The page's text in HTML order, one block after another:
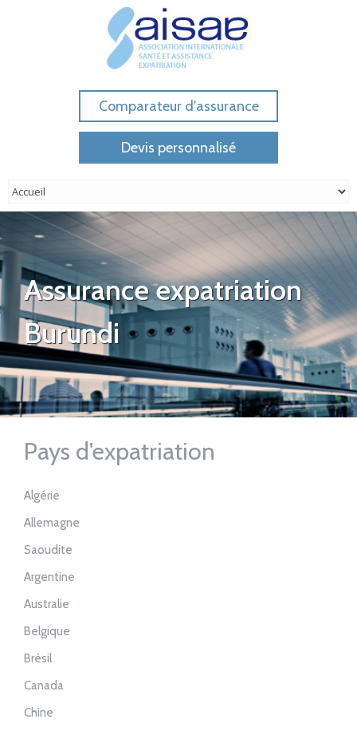
Comparateur d'assurance
Devis personnalisé
Assurance expatriation
Burundi
Pays d'expatriation
Algérie
Allemagne
Saoudite
Argentine
Australie
Belgique
Brésil
Canada
Chine